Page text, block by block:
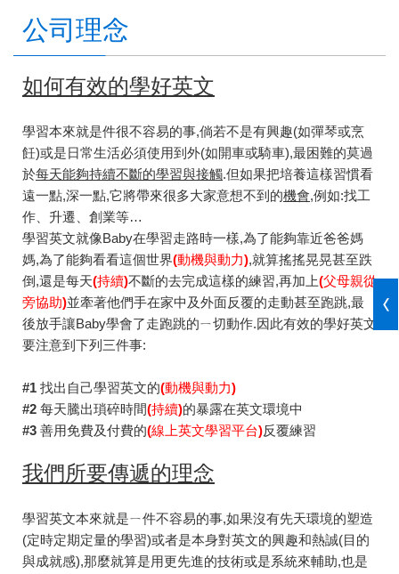
公司理念
如何有效的學好英文
學習本來就是件很不容易的事,倘若不是有興趣(如彈琴或烹
飪)或是日常生活必須使用到外(如開車或騎車),最困難的莫過
於每天能夠持續不斷的學習與接觸.但如果把培養這樣習慣看
遠一點,深一點,它將帶來很多大家意想不到的機會,例如:找工
作、升遷、創業等…
學習英文就像Baby在學習走路時一樣,為了能夠靠近爸爸媽
媽,為了能夠看看這個世界(動機與動力),就算搖搖晃晃甚至跌
倒,還是每天(持續)不斷的去完成這樣的練習,再加上(父母親從
旁協助)並牽著他們手在家中及外面反覆的走動甚至跑跳,最
後放手讓Baby學會了走跑跳的ㄧ切動作.因此有效的學好英文
要注意到下列三件事:
#1 找出自己學習英文的(動機與動力)
#2 每天騰出瑣碎時間(持續)的暴露在英文環境中
#3 善用免費及付費的(線上英文學習平台)反覆練習
我們所要傳遞的理念
學習英文本來就是ㄧ件不容易的事,如果沒有先天環境的塑造
(定時定期定量的學習)或者是本身對英文的興趣和熱誠(目的
與成就感),那麼就算是用更先進的技術或是系統來輔助,也是